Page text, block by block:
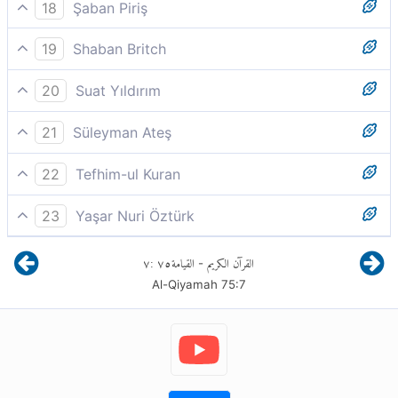
18
Şaban Piriş
-Göz kamaştığı zaman..
19
Shaban Britch
Göz dehşetlekamaştığı zaman
20
Suat Yıldırım
Gözler kamaşıp karardığı,
21
Süleyman Ateş
Ama göz (güneş gibi ortaya çıkan gerçeğin
karşısında) kamaştığı,
22
Tefhim-ul Kuran
Ama göz ´kamaşıp da kaydığı,´
23
Yaşar Nuri Öztürk
Göz şimşek çaktığında,
القرآن الكريم - القيامة٧٥:٧
Al-Qiyamah 75:7